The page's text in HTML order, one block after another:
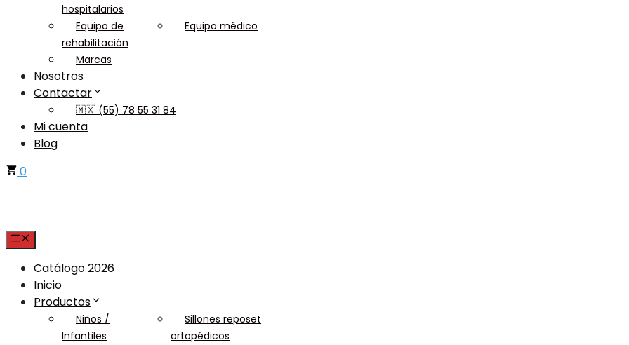
hospitalarios
Equipo de
rehabilitación
Equipo médico
Marcas
Nosotros
Contactar
🇲🇽 (55) 78 55 31 84
Mi cuenta
Blog
0
Menu
Catálogo 2026
Inicio
Productos
Niños /
Infantiles
Sillones reposet
ortopédicos